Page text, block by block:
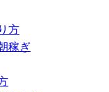
方
稼ぎ